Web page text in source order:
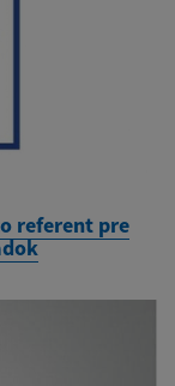
referent pre